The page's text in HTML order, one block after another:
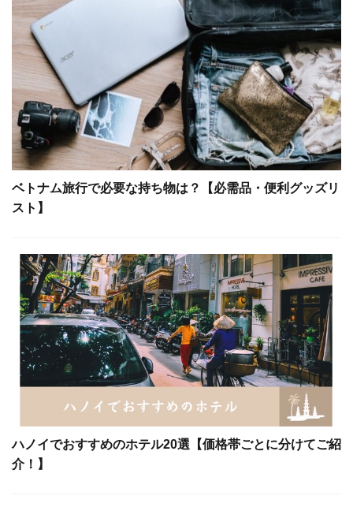
ベトナム旅行で必要な持ち物は？【必需品・便利グッズリ
スト】
ハノイでおすすめのホテル20選【価格帯ごとに分けてご紹
介！】